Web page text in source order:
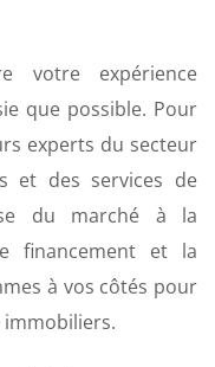
votre expérience
que possible. Pour
experts du secteur
et des services de
du marché à la
financement et la
à vos côtés pour
immobiliers.